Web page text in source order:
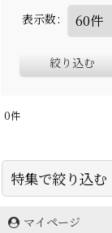
表示数:
絞り込む
0件
特集で絞り込む
アイスブレーカー
マイページ